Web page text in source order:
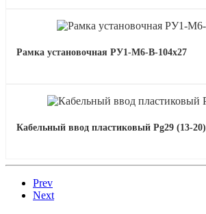
Рамка установочная РУ1-М6-В-104х27
Кабельный ввод пластиковый Pg29 (13-20)
Prev
Next